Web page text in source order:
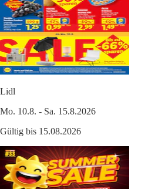
Lidl
Mo. 10.8. - Sa. 15.8.2026
Gültig bis 15.08.2026